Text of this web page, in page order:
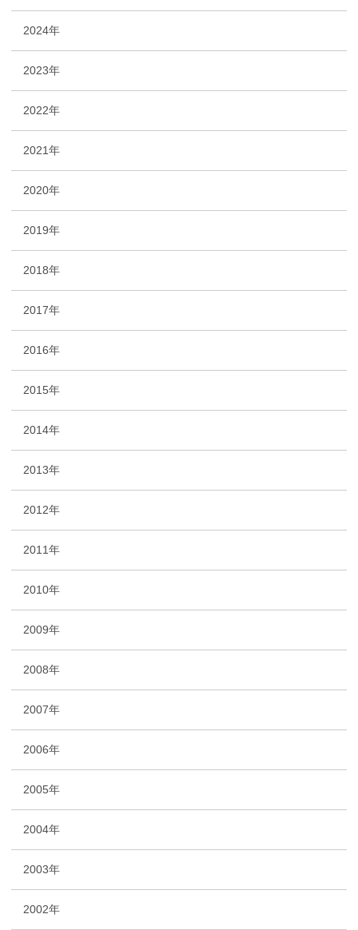
2024年
2023年
2022年
2021年
2020年
2019年
2018年
2017年
2016年
2015年
2014年
2013年
2012年
2011年
2010年
2009年
2008年
2007年
2006年
2005年
2004年
2003年
2002年